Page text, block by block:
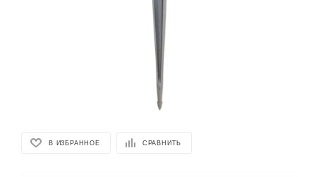
В ИЗБРАННОЕ СРАВНИТЬ